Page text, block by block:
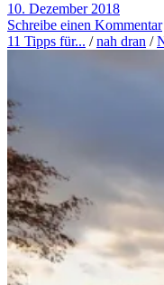
10. Dezember 2018
Schreibe einen Kommentar
11 Tipps für... /nah dran /